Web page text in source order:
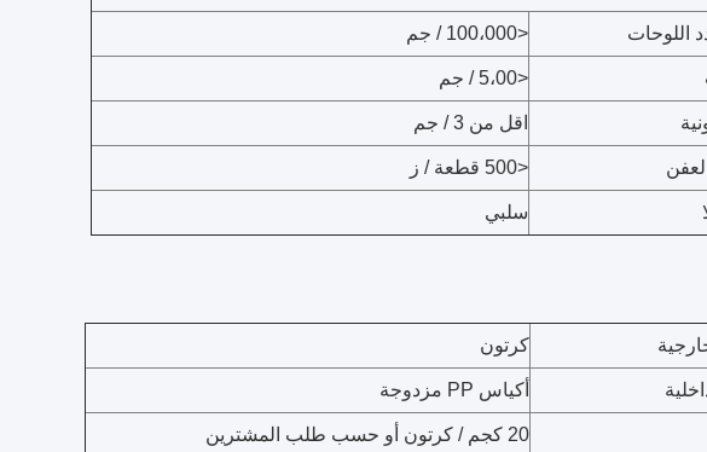
اللوحات <100،000 / جم
<5،00 / جم
اقل من 3 / جم
<500 قطعة / ز
سلبي
كرتون
أكياس PP مزدوجة
20 كجم / كرتون أو حسب طلب المشترين